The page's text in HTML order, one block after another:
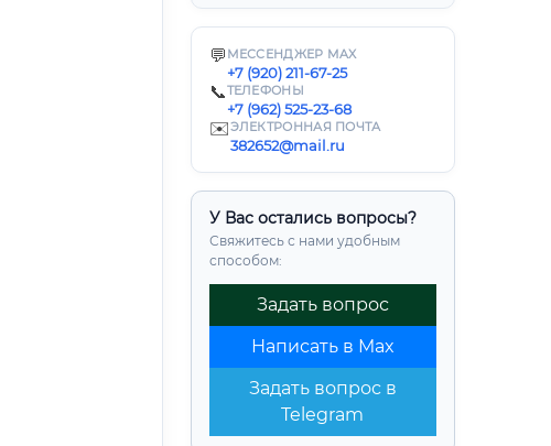
💬 МЕССЕНДЖЕР MAX
+7 (920) 211-67-25
📞ТЕЛЕФОНЫ
+7 (962) 525-23-68
✉️ЭЛЕКТРОННАЯ ПОЧТА
382652@mail.ru
У Вас остались вопросы?
Свяжитесь с нами удобным
способом:
Задать вопрос
Написать в Max
Задать вопрос в
Telegram